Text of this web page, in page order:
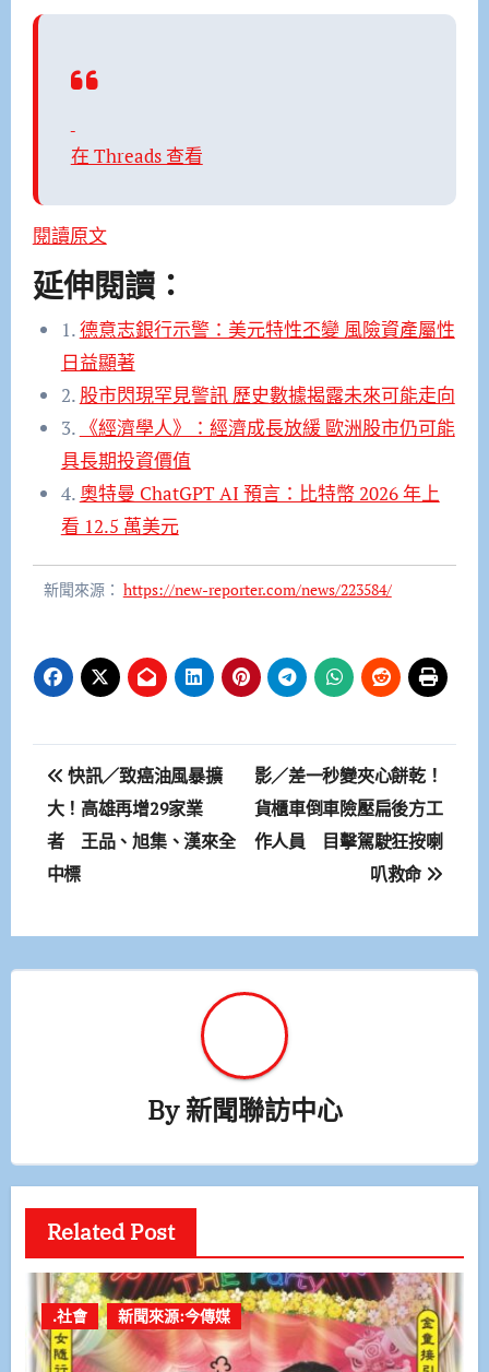
在 Threads 查看
閱讀原文
延伸閱讀：
1.德意志銀行示警：美元特性丕變 風險資產屬性
日益顯著
2. 股市閃現罕見警訊 歷史數據揭露未來可能走向
3. 《經濟學人》：經濟成長放緩 歐洲股市仍可能
具長期投資價值
4.奧特曼 ChatGPT AI 預言：比特幣 2026 年上
看 12.5 萬美元
新聞來源： https://new-reporter.com/news/223584/
文
章
導
覽
快訊／致癌油風暴擴
大！高雄再增29家業
者 王品、旭集、漢來全
中標
影／差一秒變夾心餅乾！
貨櫃車倒車險壓扁後方工
作人員 目擊駕駛狂按喇
叭救命
By新聞聯訪中心
Related Post
.社會 新聞來源:今傳媒